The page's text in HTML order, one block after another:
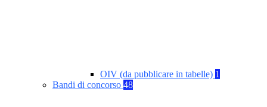
OIV (da pubblicare in tabelle) 1
Bandi di concorso 48